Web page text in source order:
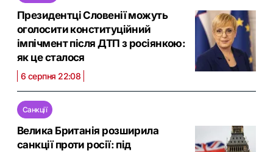
Президентці Словенії можуть
оголосити конституційний
імпічмент після ДТП з росіянкою:
як це сталося
6 серпня 22:08
Санкції
Велика Британія розширила
санкції проти росії: під